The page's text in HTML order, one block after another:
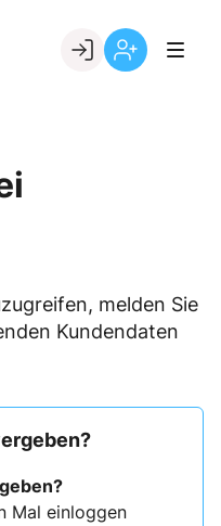
melden Sie
Kundendaten
Mal einloggen